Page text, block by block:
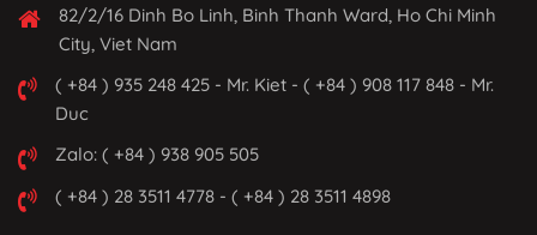
82/2/16 Dinh Bo Linh, Binh Thanh Ward, Ho Chi Minh
City, Viet Nam
( +84 ) 935 248 425 - Mr. Kiet - ( +84 ) 908 117 848 - Mr.
Duc
Zalo: ( +84 ) 938 905 505
( +84 ) 28 3511 4778 - ( +84 ) 28 3511 4898